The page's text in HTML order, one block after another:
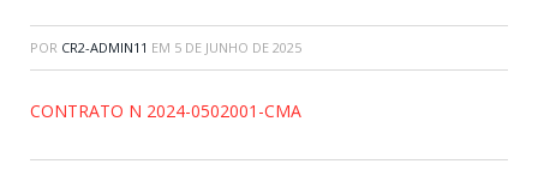
POR CR2-ADMIN11 EM 5 DE JUNHO DE 2025
CONTRATO N 2024-0502001-CMA